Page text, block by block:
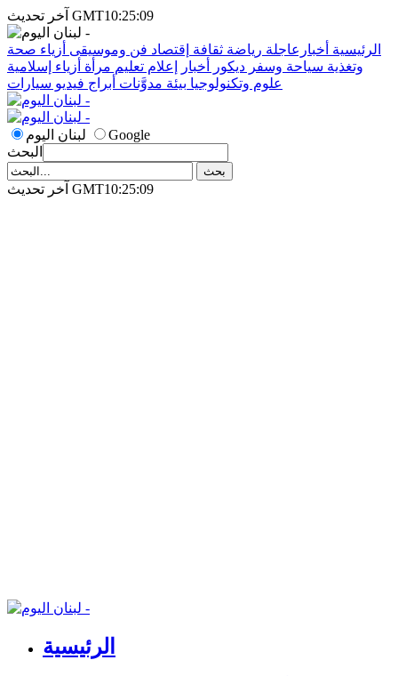
آخر تحديث GMT10:25:09
الرئيسية أخبارعاجلة رياضة ثقافة إقتصاد فن وموسيقى أزياء صحة
وتغذية سياحة وسفر ديكور أخبار إعلام تعليم مرأة أزياء إسلامية
علوم وتكنولوجيا بيئة مدوَّنات أبراج فيديو سيارات
لبنان اليوم
Google
البحث
آخر تحديث GMT10:25:09
الرئيسية